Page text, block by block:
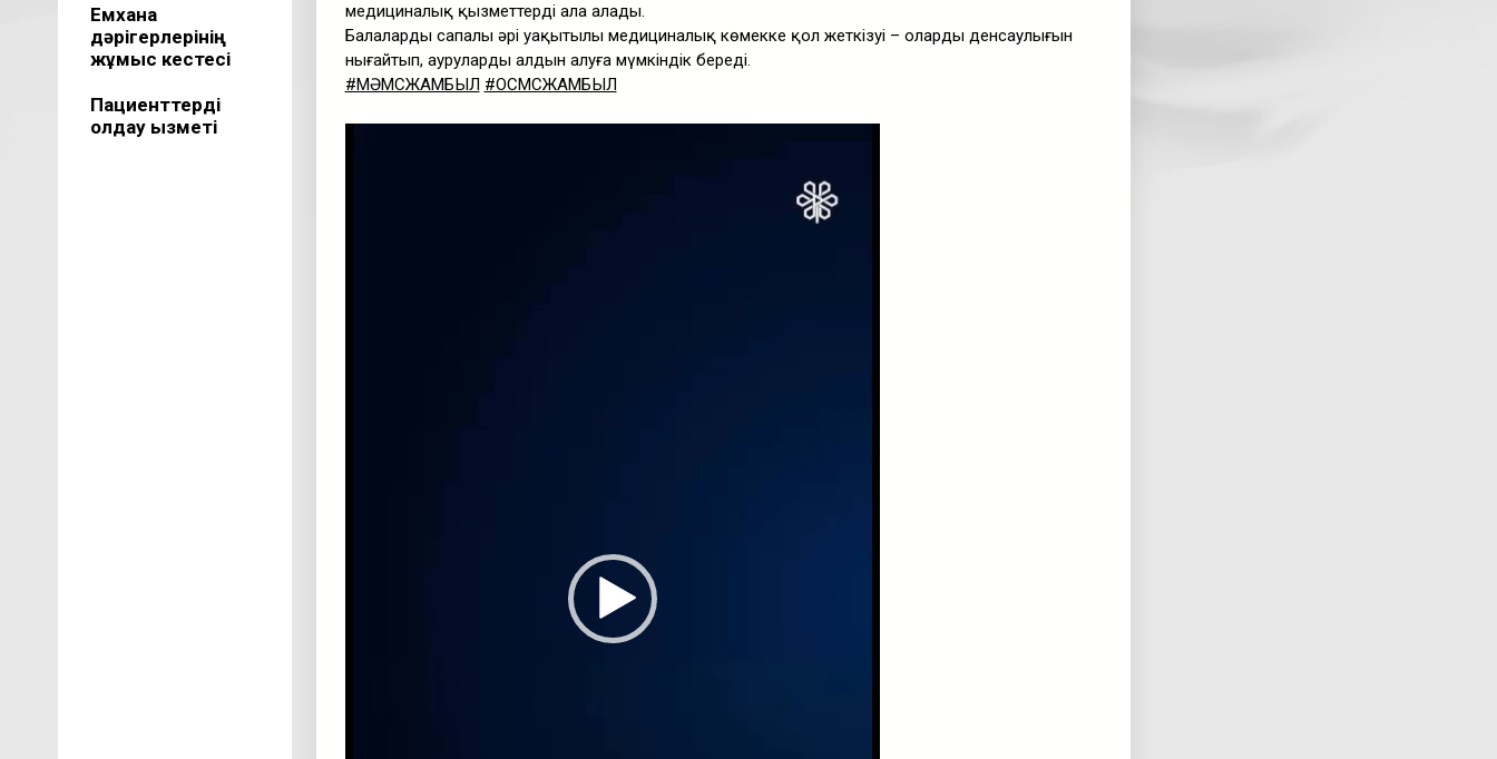
Емхана
дәрігерлерінің
жұмыс кестесі
Пациенттерді
қолдау қызметі
медициналық қызметтерді ала алады.
Балалардың сапалы әрі уақытылы медициналық көмекке қол жеткізуі – олардың денсаулығын
нығайтып, аурулардың алдын алуға мүмкіндік береді.
#МӘМСЖАМБЫЛ #ОСМСЖАМБЫЛ